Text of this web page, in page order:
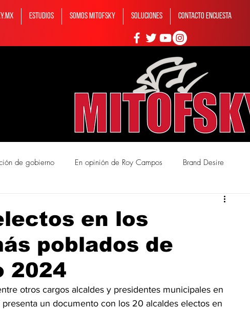
ESTUDIOS Somos MITOFSKY Soluciones Contacto Encuesta
de gobierno En opinión de Roy Campos Brand Desire
en los
poblados de
2024
otros cargos alcaldes y presidentes municipales en
un documento con los 20 alcaldes electos en